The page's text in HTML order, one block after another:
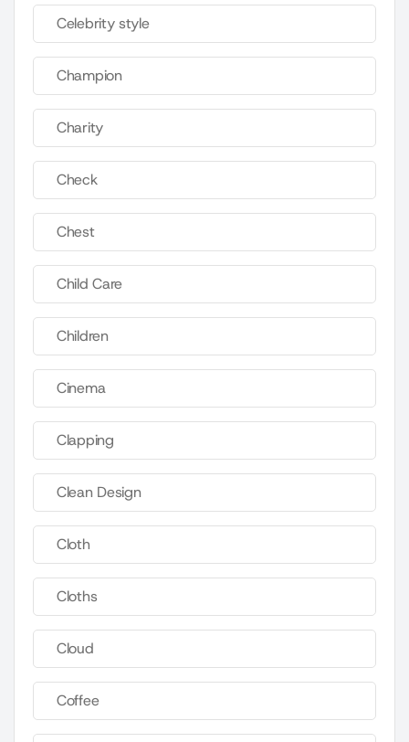
Celebrity style
Champion
Charity
Check
Chest
Child Care
Children
Cinema
Clapping
Clean Design
Cloth
Cloths
Cloud
Coffee